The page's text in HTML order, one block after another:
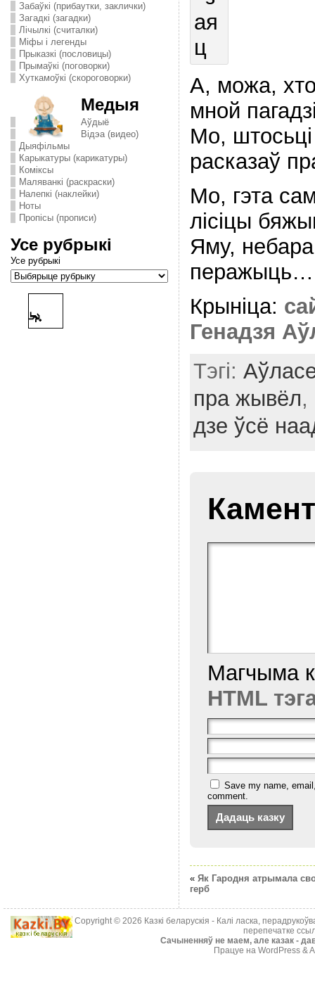
Забаўкі (прибаутки, заклички)
Загадкі (загадки)
Лічылкі (считалки)
Міфы і легенды
Прыказкі (пословицы)
Прымаўкі (поговорки)
Хуткамоўкі (скороговорки)
Медыя
Аўдыё
Відэа (видео)
Дыяфільмы
Карыкатуры (карикатуры)
Комiксы
Маляванкі (раскраски)
Налепкі (наклейки)
Ноты
Пропісы (прописи)
Усе рубрыкі
Усе рубрыкі
А, можа,
мной
Мо,
расказаў
Мо, гэта
лісіцы
Яму,
перажыць…
Крыніца:
Генадзя
Тэгі:
пра жывёл,
дзе ўсё
Магчыма
HTML
Save my name,
comment.
« Як Гародня атрымала
герб
Copyright © 2026 Казкі беларускія - Калі ласка,
перепечатке
Cачыненняў не маем, але казак -
Працуе на WordPress &